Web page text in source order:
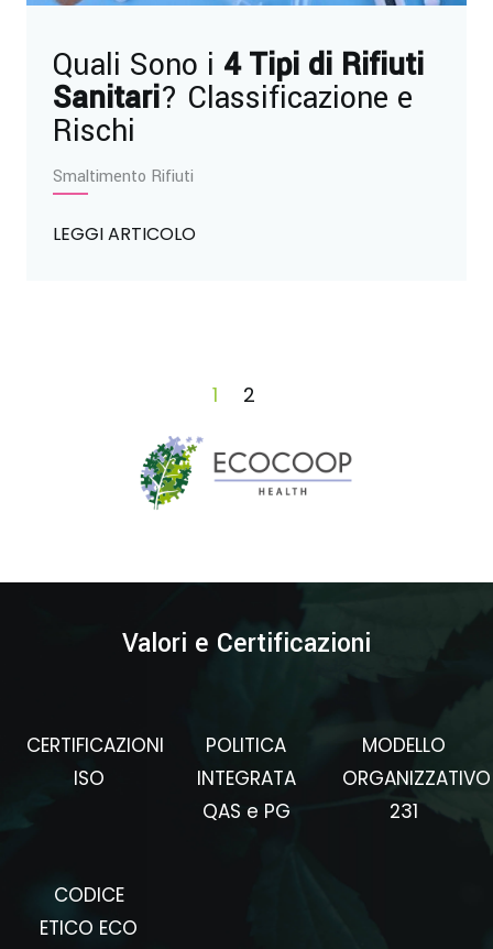
Quali Sono i 4 Tipi di Rifiuti
Sanitari? Classificazione e
Rischi
Smaltimento Rifiuti
LEGGI ARTICOLO
1 2
Valori e Certificazioni
CERTIFICAZIONI
ISO
POLITICA
INTEGRATA
QAS e PG
MODELLO
ORGANIZZATIVO
231
CODICE
ETICO ECO